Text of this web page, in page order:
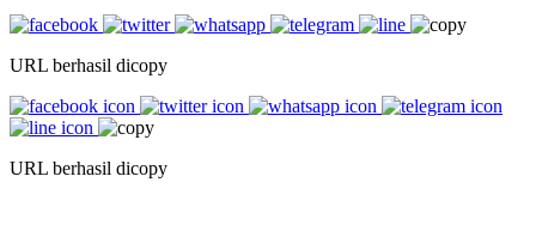
URL berhasil dicopy
URL berhasil dicopy